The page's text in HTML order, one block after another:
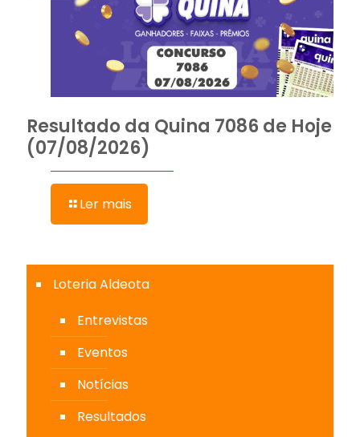
Resultado da Quina 7086 de Hoje
(07/08/2026)
Ler mais
Loteria Aldeota
Entrevistas
Eventos
Notícias
Resultados